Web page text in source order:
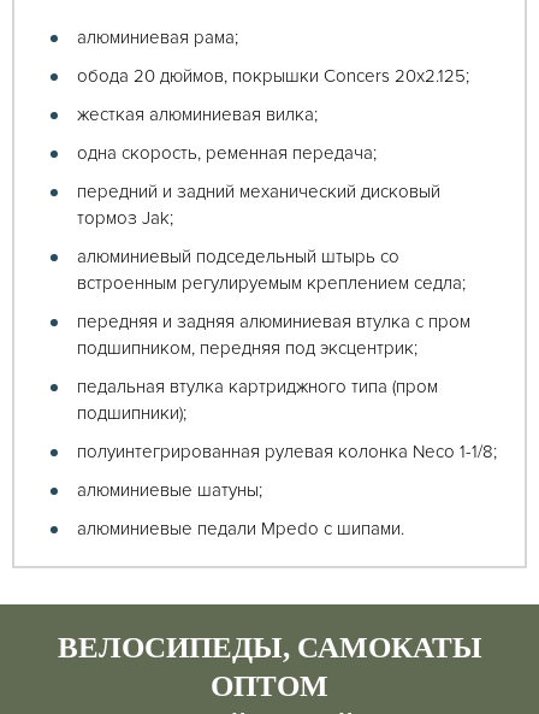
алюминиевая рама;
обода 20 дюймов, покрышки Concers 20х2.125;
жесткая алюминиевая вилка;
одна скорость, ременная передача;
передний и задний механический дисковый
тормоз Jak;
алюминиевый подседельный штырь со
встроенным регулируемым креплением седла;
передняя и задняя алюминиевая втулка с пром
подшипником, передняя под эксцентрик;
педальная втулка картриджного типа (пром
подшипники);
полуинтегрированная рулевая колонка Neco 1-1/8;
алюминиевые шатуны;
алюминиевые педали Mpedo с шипами.
ВЕЛОСИПЕДЫ, САМОКАТЫ
ОПТОМ